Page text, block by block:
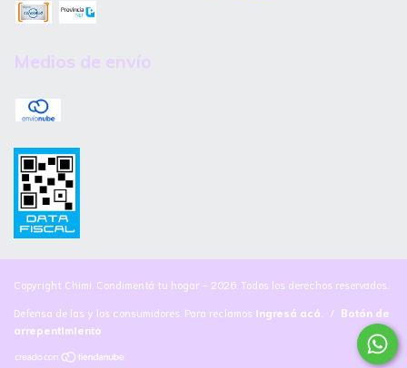
Medios de envío
Copyright Chimi. Condimentá tu hogar - 2026. Todos los derechos reservados.
Defensa de las y los consumidores. Para reclamos ingresá acá. / Botón de
arrepentimiento